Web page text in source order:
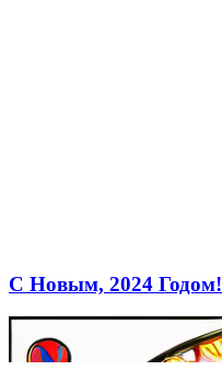
С Новым, 2024 Годом!